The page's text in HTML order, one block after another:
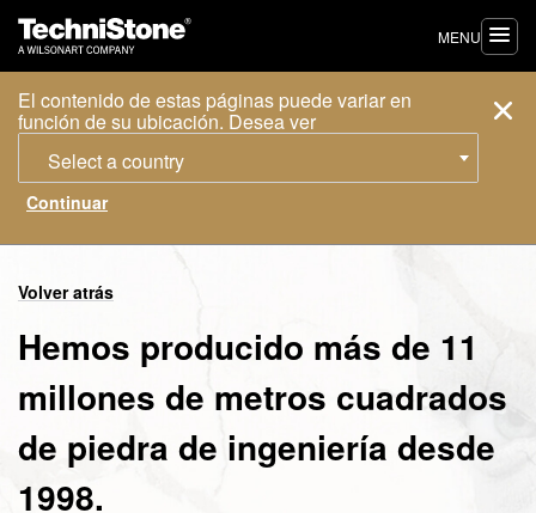
El contenido de estas páginas puede variar en
función de su ubicación. Desea ver
Select a country
MENU
Volver atrás
Hemos producido más de 11
millones de metros cuadrados
de piedra de ingeniería desde
1998.